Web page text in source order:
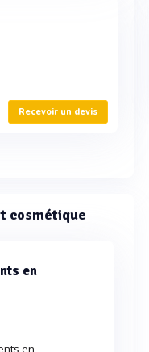
Recevoir un devis
cosmétique
en
en